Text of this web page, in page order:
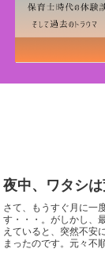
夜中、ワタシは
さて、もうすぐ月に一
す・・・。がしかし、
えていると、突然不安
まったのです。元々不